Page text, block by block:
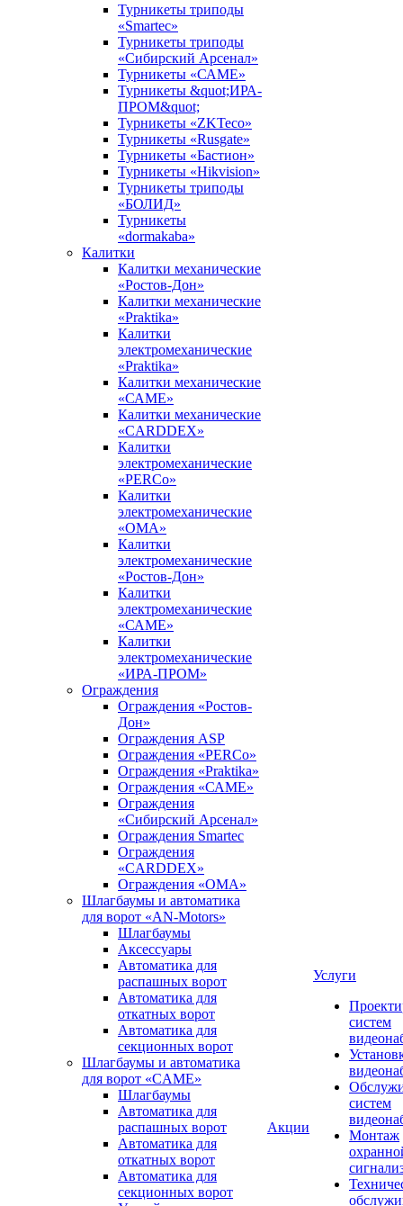
Турникеты триподы
«Smartec»
Турникеты триподы
«Сибирский Арсенал»
Турникеты «САМЕ»
Турникеты &quot;ИРА-
ПРОМ&quot;
Турникеты «ZKTeco»
Турникеты «Rusgate»
Турникеты «Бастион»
Турникеты «Hikvision»
Турникеты триподы
«БОЛИД»
Турникеты
«dormakaba»
Калитки
Калитки механические
«Ростов-Дон»
Калитки механические
«Praktika»
Калитки
электромеханические
«Praktika»
Калитки механические
«САМЕ»
Калитки механические
«CARDDEX»
Калитки
электромеханические
«PERCo»
Калитки
электромеханические
«ОМА»
Калитки
электромеханические
«Ростов-Дон»
Калитки
электромеханические
«САМЕ»
Калитки
электромеханические
«ИРА-ПРОМ»
Ограждения
Ограждения «Ростов-
Дон»
Ограждения ASP
Ограждения «PERCo»
Ограждения «Praktika»
Ограждения «САМЕ»
Ограждения
«Сибирский Арсенал»
Ограждения Smartec
Ограждения
«CARDDEX»
Ограждения «ОМА»
Шлагбаумы и автоматика
для ворот «AN-Motors»
Шлагбаумы
Аксессуары
Автоматика для
распашных ворот
Автоматика для
откатных ворот
Автоматика для
секционных ворот
Шлагбаумы и автоматика
для ворот «CAME»
Шлагбаумы
Автоматика для
распашных ворот
Автоматика для
откатных ворот
Автоматика для
секционных ворот
Акции
Услуги
систем
систем
Монтаж